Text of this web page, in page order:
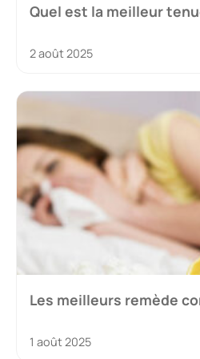
Quel est la meilleur
2 août 2025
Les meilleurs remède
1 août 2025